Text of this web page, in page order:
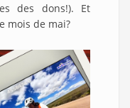
des dons!). Et
mois de mai?